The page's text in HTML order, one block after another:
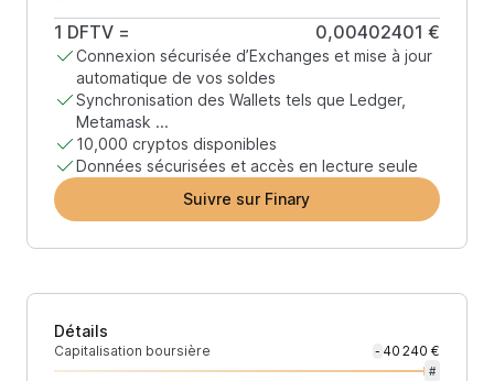
1 DFTV = 0,00402401 €
Connexion sécurisée d’Exchanges et mise à jour
automatique de vos soldes
Synchronisation des Wallets tels que Ledger,
Metamask ...
10,000 cryptos disponibles
Données sécurisées et accès en lecture seule
Suivre sur Finary
Détails
Capitalisation boursière - 40 240 €
#